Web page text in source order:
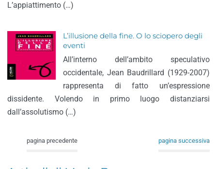
L’appiattimento (…)
L’illusione della fine. O lo sciopero degli
eventi
All’interno dell’ambito speculativo
occidentale, Jean Baudrillard (1929-2007)
rappresenta di fatto un’espressione
dissidente. Volendo in primo luogo distanziarsi
dall’assolutismo (…)
pagina precedente pagina successiva